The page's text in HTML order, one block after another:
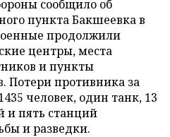
сообщило об
пункта Бакшеевка в
продолжили
центры, места
и пункты
Потери противника за
человек, один танк, 13
и пять станций
и разведки.